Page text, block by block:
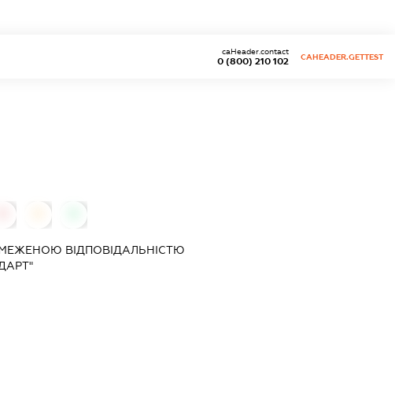
0 (800) 210 102
caHeader.contact
CAHEADER.GETTEST
ВІДПОВІДАЛЬНІСТЮ